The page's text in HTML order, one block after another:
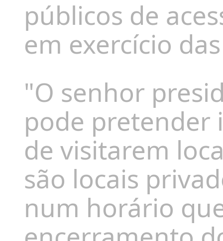
públicos de
em exercício
"O senhor
pode pretender
de visitarem
são locais
num horário